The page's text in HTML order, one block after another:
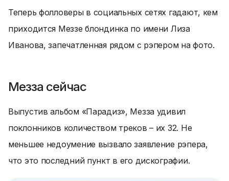
Теперь фолловеры в социальных сетях гадают, кем
приходится Меззе блондинка по имени Лиза
Иванова, запечатленная рядом с рэпером на фото.
Мезза сейчас
Выпустив альбом «Парадиз», Мезза удивил
поклонников количеством треков – их 32. Не
меньшее недоумение вызвало заявление рэпера,
что это последний пункт в его дискографии.